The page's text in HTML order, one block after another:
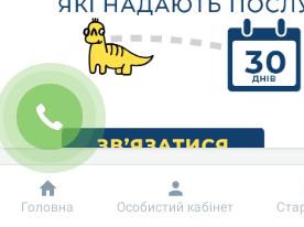
Добробут Інформація
Головна Особистий кабінет